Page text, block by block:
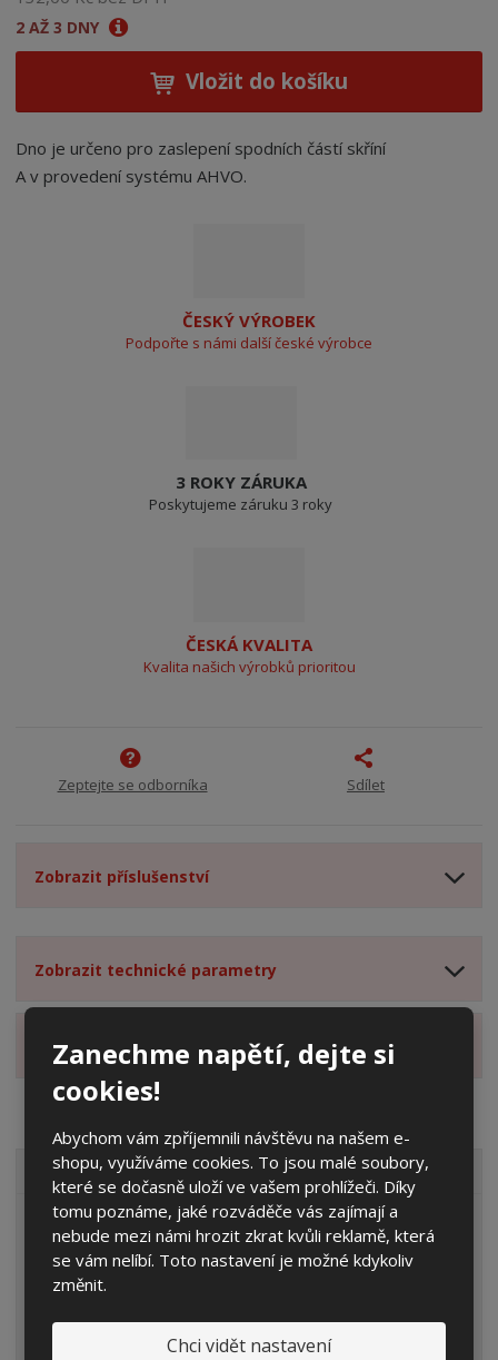
Zanechme napětí, dejte si
cookies!
Abychom vám zpříjemnili návštěvu na našem e-
shopu, využíváme cookies. To jsou malé soubory,
které se dočasně uloží ve vašem prohlížeči. Díky
tomu poznáme, jaké rozváděče vás zajímají a
nebude mezi námi hrozit zkrat kvůli reklamě, která
se vám nelíbí. Toto nastavení je možné kdykoliv
změnit.
Chci vidět nastavení
2 AŽ 3 DNY
Vložit do košíku
Dno je určeno pro zaslepení spodních částí skříní
A v provedení systému AHVO.
ČESKÝ VÝROBEK
Podpořte s námi další české výrobce
3 ROKY ZÁRUKA
Poskytujeme záruku 3 roky
ČESKÁ KVALITA
Kvalita našich výrobků prioritou
Zeptejte se odborníka Sdílet
Zobrazit příslušenství
Zobrazit technické parametry
Zobrazit hodnocení produktu
VŠECHNY KATEGORIE
Elektroměrové rozvaděče
Prázdné skříně
Přípojkové skříně